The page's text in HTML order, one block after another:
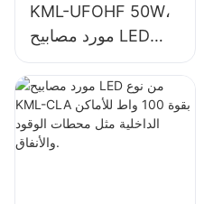
KML-UFOHF 50W،
مورد مصابيح LED
عالية الإضاءة للمصانع
الصناعية والمستودعات
وتطبيقات الإضاءة
الداخلية الأخرى.